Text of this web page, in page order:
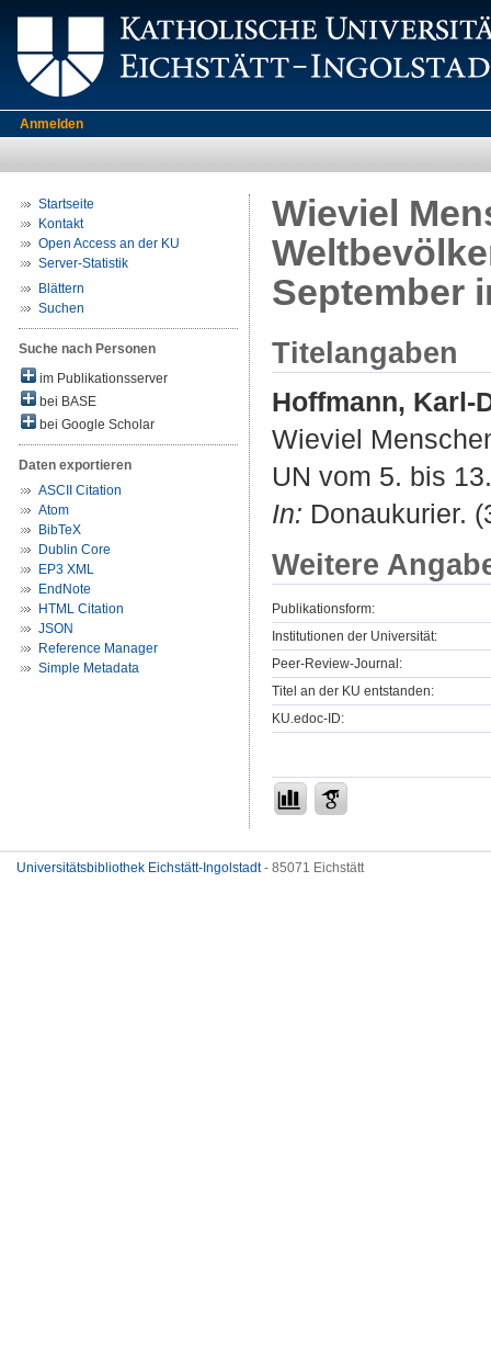
Anmelden
Startseite
Kontakt
Open Access an der KU
Server-Statistik
Blättern
Suchen
Suche nach Personen
im Publikationsserver
bei BASE
bei Google Scholar
Daten exportieren
ASCII Citation
Atom
BibTeX
Dublin Core
EP3 XML
EndNote
HTML Citation
JSON
Reference Manager
Simple Metadata
Wieviel
September
Titelangaben
Hoffmann, Karl-
Wieviel
UN vom 5. bis
In: Donaukurier.
Weitere
Publikationsform:
Institutionen der Universität:
Peer-Review-Journal:
Titel an der KU entstanden:
KU.edoc-ID:
Universitätsbibliothek Eichstätt-Ingolstadt- 85071 Eichstätt